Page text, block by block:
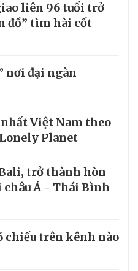
liên 96 tuổi trở
đồ” tìm hài cốt
nơi đại ngàn
nhất Việt Nam theo
Planet
trở thành hòn
châu Á - Thái Bình
chiếu trên kênh nào